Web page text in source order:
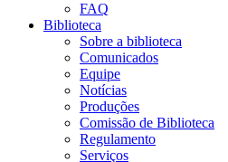
FAQ
Biblioteca
Sobre a biblioteca
Comunicados
Equipe
Notícias
Produções
Comissão de Biblioteca
Regulamento
Serviços